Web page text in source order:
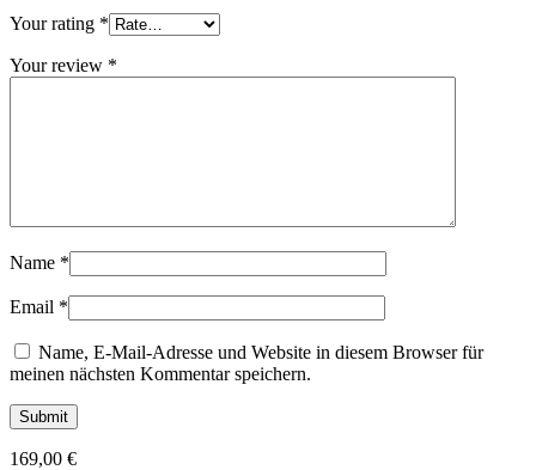
Your rating *
Your review *
Name *
Email *
Name, E-Mail-Adresse und Website in diesem Browser für
meinen nächsten Kommentar speichern.
169,00 €